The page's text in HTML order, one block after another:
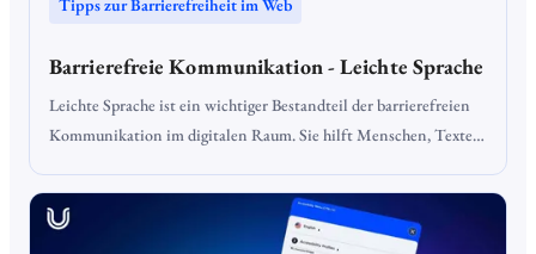
Tipps zur Barrierefreiheit im Web
Barrierefreie Kommunikation - Leichte Sprache
Leichte Sprache ist ein wichtiger Bestandteil der barrierefreien
Kommunikation im digitalen Raum. Sie hilft Menschen, Texte
Inhalte zugänglicher werden. Besonders für Personen mit
geistigen Behinderungen, Lernschwierigkeiten oder geringen